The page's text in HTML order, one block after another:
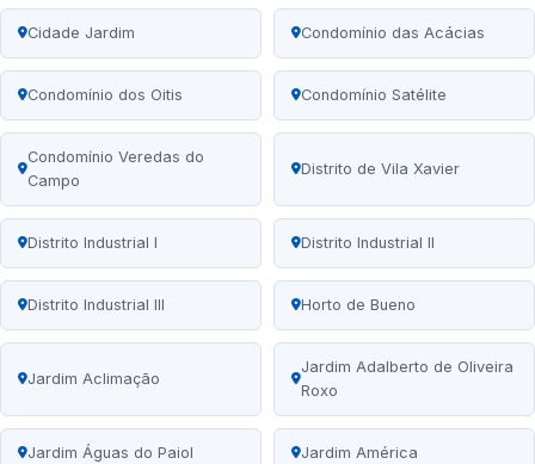
Cidade Jardim Condomínio das Acácias
Condomínio dos Oitis Condomínio Satélite
Condomínio Veredas do
Campo
Distrito de Vila Xavier
Distrito Industrial I Distrito Industrial II
Distrito Industrial III Horto de Bueno
Jardim Aclimação
Jardim Adalberto de Oliveira
Roxo
Jardim Águas do Paiol Jardim América